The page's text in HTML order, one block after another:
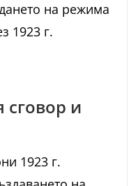
на режима
1923 г.
сговор и
1923 г.